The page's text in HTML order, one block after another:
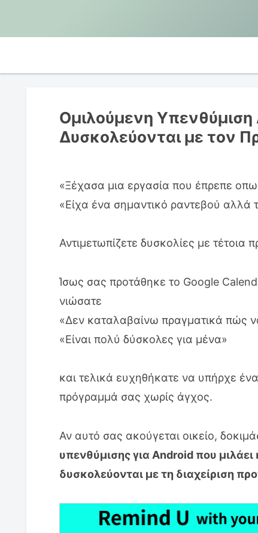
Ομιλούμενη
Δυσκολεύονται με τον
«Ξέχασα μια εργασία που έπρεπε
«Είχα ένα σημαντικό ραντεβού
Αντιμετωπίζετε δυσκολίες με τέτοια
Ίσως σας προτάθηκε το Google
νιώσατε
«Δεν καταλαβαίνω πραγματικά πώς
«Είναι πολύ δύσκολες για μένα»
και τελικά ευχηθήκατε να υπήρχε
πρόγραμμά σας χωρίς άγχος.
Αν αυτό σας ακούγεται οικείο,
υπενθύμισης για Android που
δυσκολεύονται με τη διαχείριση